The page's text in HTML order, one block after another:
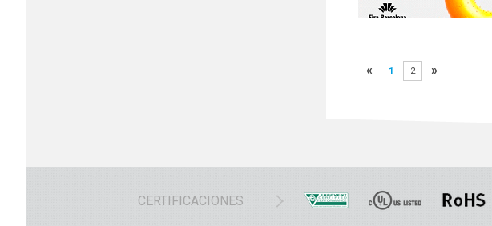
« 1 2 »
CERTIFICACIONES